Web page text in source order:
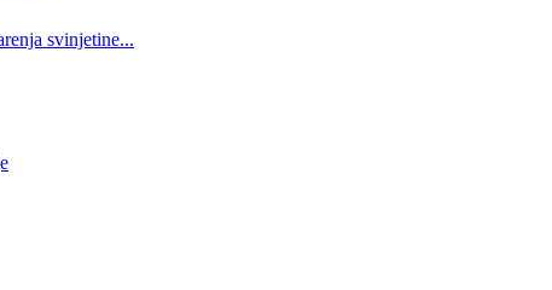
svinjetine...